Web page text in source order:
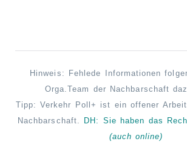
Hinweis: Fehlede Informationen
Orga.Team der Nachbarschaft
Tipp: Verkehr Poll+ ist ein offener
Nachbarschaft.
DH: Sie haben das
(auch online)